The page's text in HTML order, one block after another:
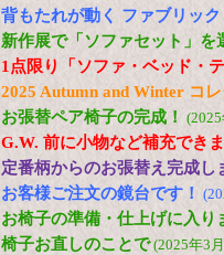
背もたれが動く ファブリッ
新作展で「ソファセット」を
1点限り「ソファ・ベッド・
2025 Autumn and Winter コ
お張替ペア椅子の完成！
G.W. 前に小物など補充できま
定番柄からのお張替え完成し
お客様ご注文の鏡台です！
お椅子の準備・仕上げに入り
椅子お直しのことで(2025年3